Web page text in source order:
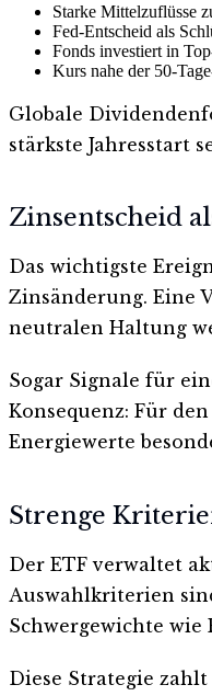
Starke Mittelzuflüsse
Fed-Entscheid als
Fonds investiert in
Kurs nahe der 50-
Globale
stärkste Jahresstart
Zinsentscheid
Das wichtigste
Zinsänderung. Eine
neutralen Haltung
Sogar Signale für
Konsequenz: Für
Energiewerte
Strenge
Der ETF verwaltet
Auswahlkriterien
Schwergewichte wie
Diese Strategie